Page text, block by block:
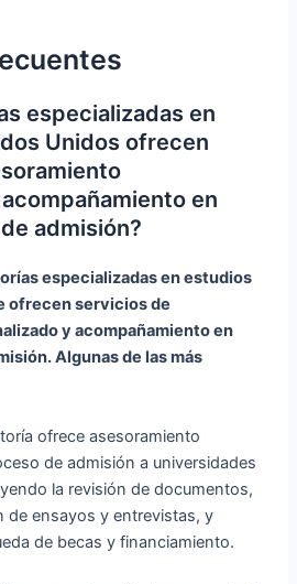
especializadas en
Unidos ofrecen
en
admisión?
especializadas en estudios
ofrecen servicios de
y acompañamiento en
Algunas de las más
ofrece asesoramiento
de admisión a universidades
la revisión de documentos,
de ensayos y entrevistas, y
de becas y financiamiento.